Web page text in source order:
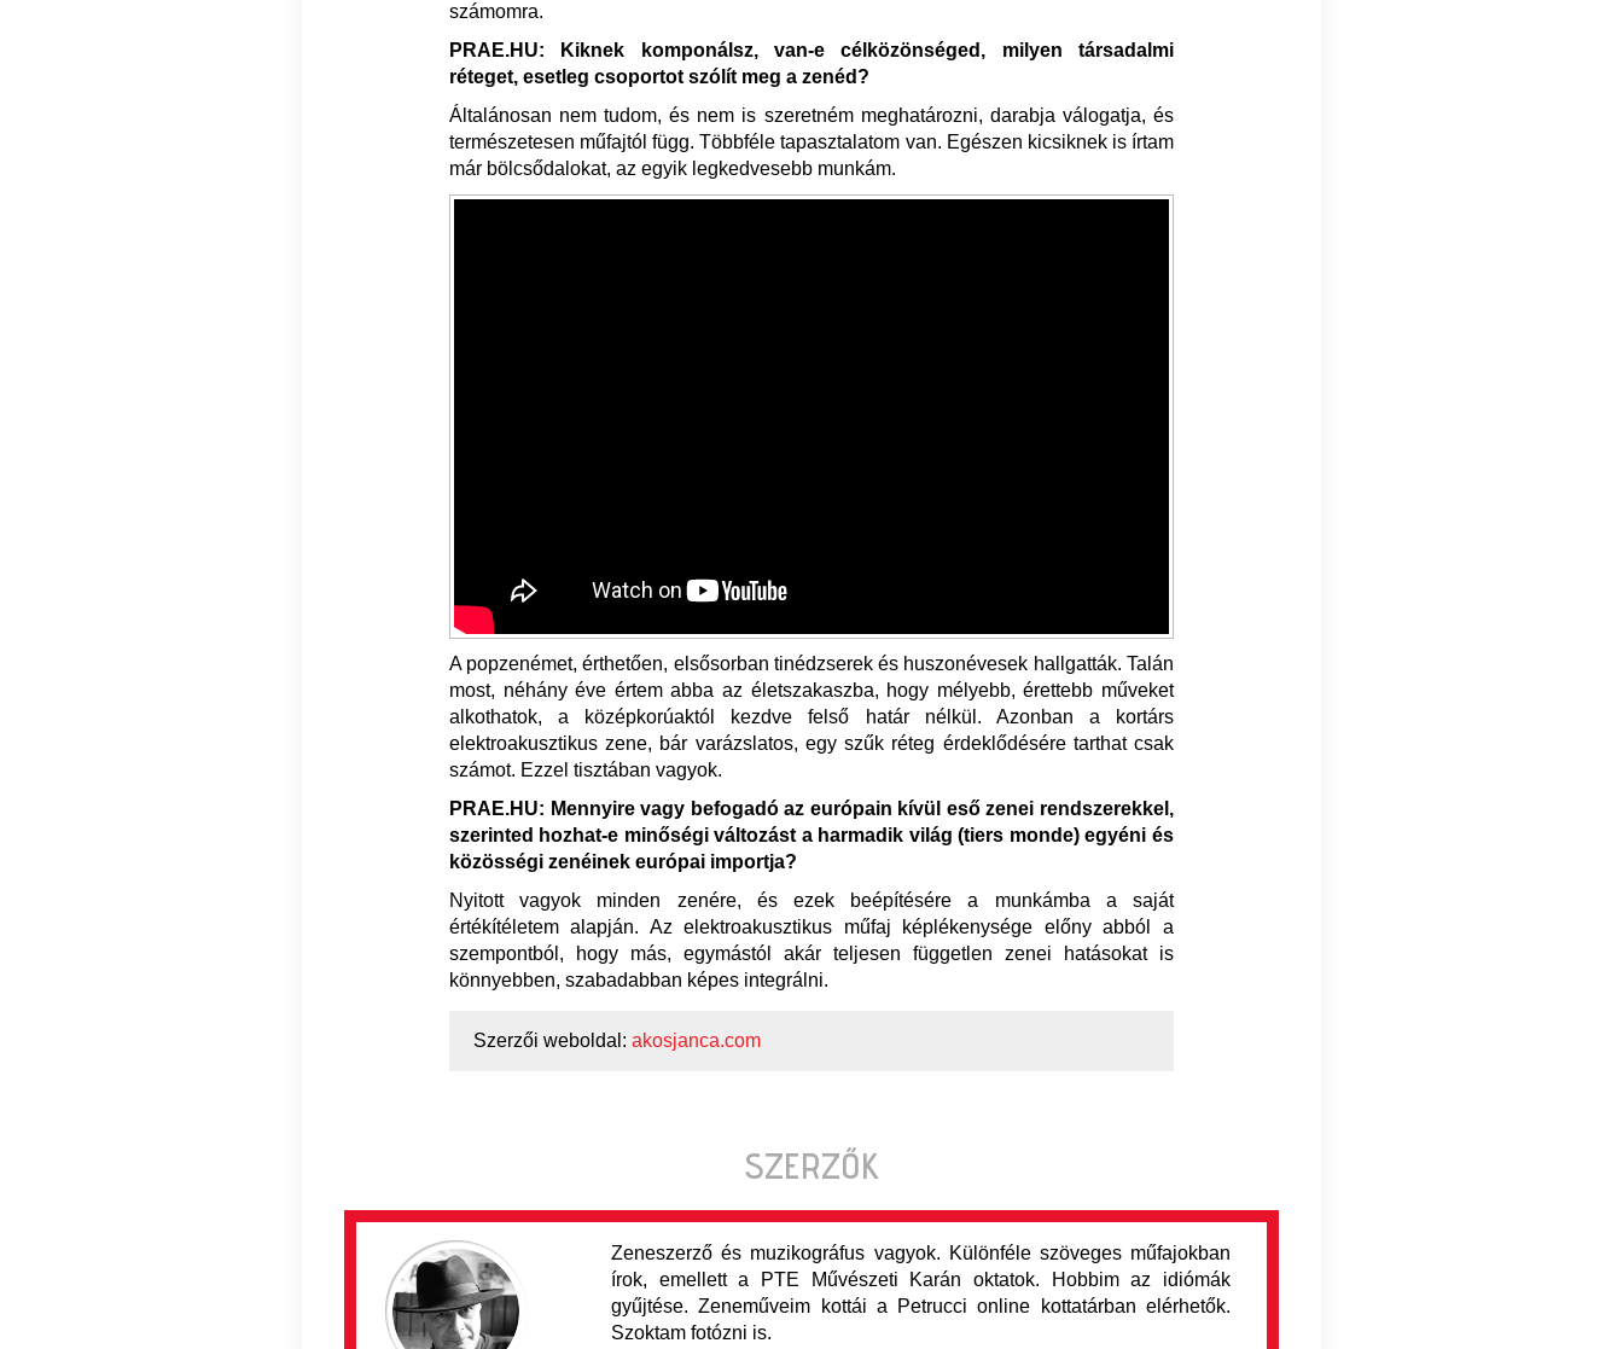
számomra.
PRAE.HU: Kiknek komponálsz, van-e célközönséged, milyen társadalmi
réteget, esetleg csoportot szólít meg a zenéd?
Általánosan nem tudom, és nem is szeretném meghatározni, darabja válogatja, és
természetesen műfajtól függ. Többféle tapasztalatom van. Egészen kicsiknek is írtam
már bölcsődalokat, az egyik legkedvesebb munkám.
A popzenémet, érthetően, elsősorban tinédzserek és huszonévesek hallgatták. Talán
most, néhány éve értem abba az életszakaszba, hogy mélyebb, érettebb műveket
alkothatok, a középkorúaktól kezdve felső határ nélkül. Azonban a kortárs
elektroakusztikus zene, bár varázslatos, egy szűk réteg érdeklődésére tarthat csak
számot. Ezzel tisztában vagyok.
PRAE.HU: Mennyire vagy befogadó az európain kívül eső zenei rendszerekkel,
szerinted hozhat-e minőségi változást a harmadik világ (tiers monde) egyéni és
közösségi zenéinek európai importja?
Nyitott vagyok minden zenére, és ezek beépítésére a munkámba a saját
értékítéletem alapján. Az elektroakusztikus műfaj képlékenysége előny abból a
szempontból, hogy más, egymástól akár teljesen független zenei hatásokat is
könnyebben, szabadabban képes integrálni.
Szerzői weboldal: akosjanca.com
SZERZŐK
Zeneszerző és muzikográfus vagyok. Különféle szöveges műfajokban
írok, emellett a PTE Művészeti Karán oktatok. Hobbim az idiómák
gyűjtése. Zeneműveim kottái a Petrucci online kottatárban elérhetők.
Szoktam fotózni is.